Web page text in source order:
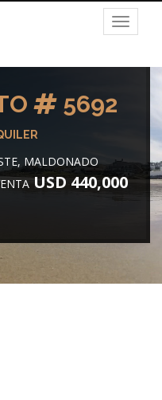
Toggle
5692
MALDONADO
USD 440,000